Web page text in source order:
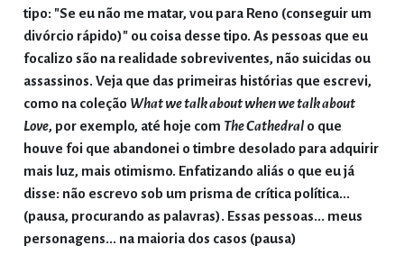
tipo: "Se eu não me matar, vou para Reno (conseguir um
divórcio rápido)" ou coisa desse tipo. As pessoas que eu
focalizo são na realidade sobreviventes, não suicidas ou
assassinos. Veja que das primeiras histórias que escrevi,
como na coleção What we talk about when we talk about
Love, por exemplo, até hoje com The Cathedralo que
houve foi que abandonei o timbre desolado para adquirir
mais luz, mais otimismo. Enfatizando aliás o que eu já
disse: não escrevo sob um prisma de crítica política...
(pausa, procurando as palavras). Essas pessoas... meus
personagens... na maioria dos casos (pausa)